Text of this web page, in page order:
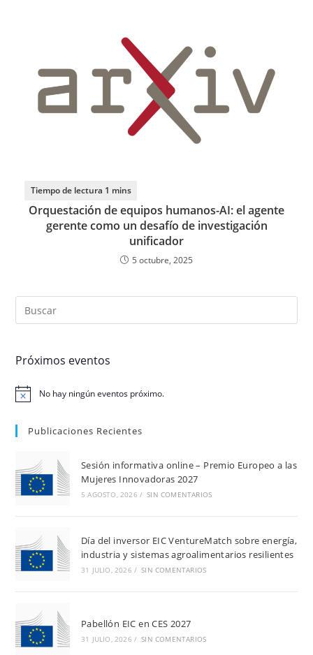
Orquestación de equipos humanos-AI: el agente
gerente como un desafío de investigación
unificador
5 octubre, 2025
Próximos eventos
N
No hay ningún eventos próximo.
Publicaciones Recientes
Sesión informativa online – Premio Europeo a las
Mujeres Innovadoras 2027
5 AGOSTO, 2026 / SIN COMENTARIOS
Día del inversor EIC VentureMatch sobre energía,
industria y sistemas agroalimentarios resilientes
31 JULIO, 2026 / SIN COMENTARIOS
Pabellón EIC en CES 2027
31 JULIO, 2026 / SIN COMENTARIOS